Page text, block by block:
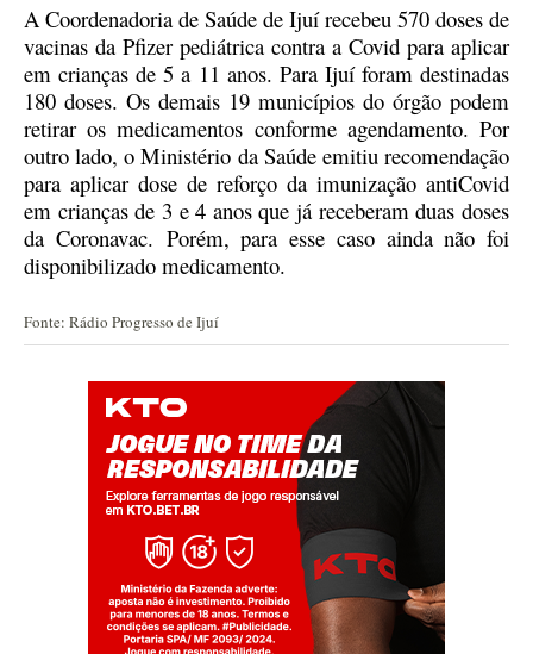
A Coordenadoria de Saúde de Ijuí recebeu 570 doses de
vacinas da Pfizer pediátrica contra a Covid para aplicar
em crianças de 5 a 11 anos. Para Ijuí foram destinadas
180 doses. Os demais 19 municípios do órgão podem
retirar os medicamentos conforme agendamento. Por
outro lado, o Ministério da Saúde emitiu recomendação
para aplicar dose de reforço da imunização antiCovid
em crianças de 3 e 4 anos que já receberam duas doses
da Coronavac. Porém, para esse caso ainda não foi
disponibilizado medicamento.
Fonte: Rádio Progresso de Ijuí